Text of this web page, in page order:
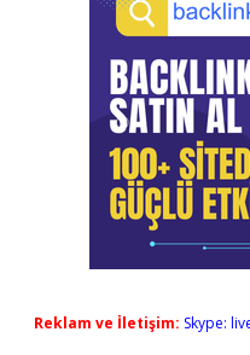
Reklam ve İletişim: Skype: